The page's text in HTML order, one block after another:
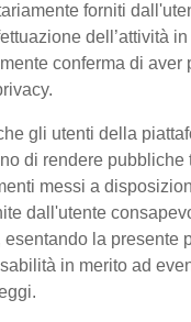
forniti
dell’attività in
conferma di aver
gli utenti della
di rendere pubbliche
messi a
dall'utente
la presente
in merito ad